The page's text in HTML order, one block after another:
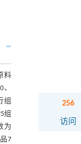
料
组
组
为
7
256
访问